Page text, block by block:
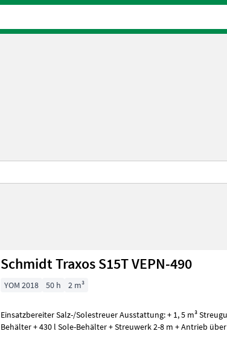
Schmidt Traxos S15T VEPN-490
YOM 2018 50 h 2 m³
Einsatzbereiter Salz-/Solestreuer Ausstattung: + 1, 5 m³ Streugut-
Behälter + 430 l Sole-Behälter + Streuwerk 2-8 m + Antrieb über